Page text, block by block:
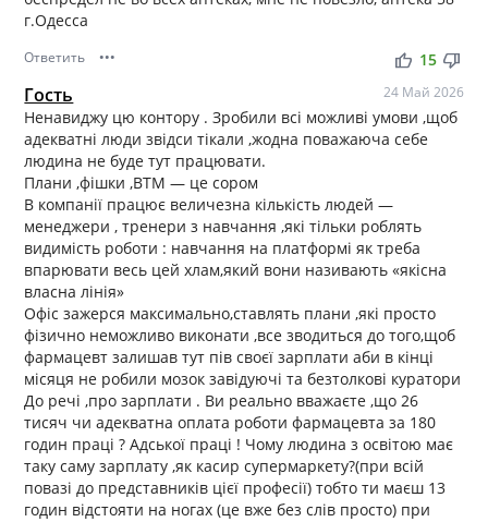
г.Одесса
Ответить ••• thumb_up thumb_down
15
Гость 24 Май 2026
Ненавиджу цю контору . Зробили всі можливі умови ,щоб
адекватні люди звідси тікали ,жодна поважаюча себе
людина не буде тут працювати.
Плани ,фішки ,ВТМ — це сором
В компанії працює величезна кількість людей —
менеджери , тренери з навчання ,які тільки роблять
видимість роботи : навчання на платформі як треба
впарювати весь цей хлам,який вони називають «якісна
власна лінія»
Офіс зажерся максимально,ставлять плани ,які просто
фізично неможливо виконати ,все зводиться до того,щоб
фармацевт залишав тут пів своєї зарплати аби в кінці
місяця не робили мозок завідуючі та безтолкові куратори
До речі ,про зарплати . Ви реально вважаєте ,що 26
тисяч чи адекватна оплата роботи фармацевта за 180
годин праці ? Адської праці ! Чому людина з освітою має
таку саму зарплату ,як касир супермаркету?(при всій
повазі до представників цієї професії) тобто ти маєш 13
годин відстояти на ногах (це вже без слів просто) при